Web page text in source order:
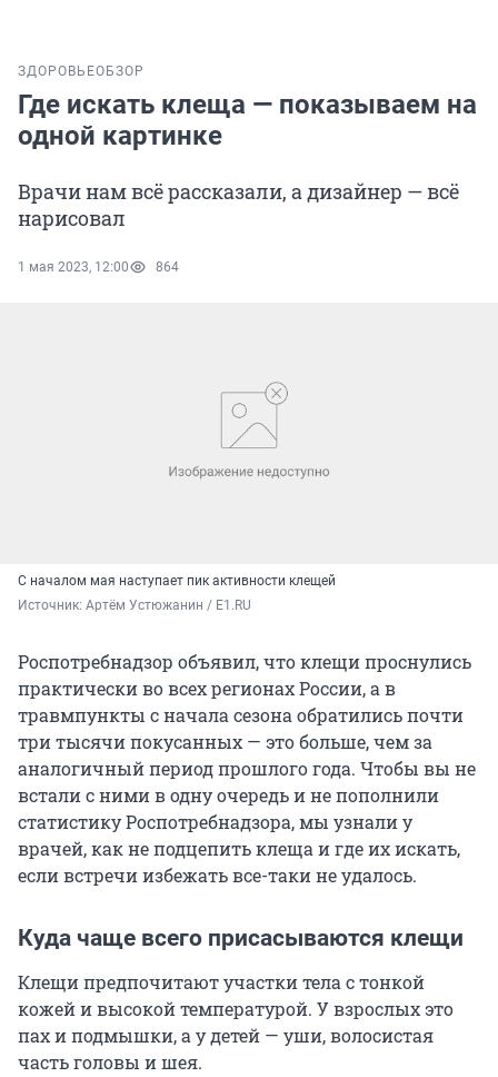
ЗДОРОВЬЕОБЗОР
Где искать клеща — показываем на
одной картинке
Врачи нам всё рассказали, а дизайнер — всё
нарисовал
1 мая 2023, 12:00 864
С началом мая наступает пик активности клещей
Источник: Артём Устюжанин / E1.RU
Роспотребнадзор объявил, что клещи проснулись
практически во всех регионах России, а в
травмпункты с начала сезона обратились почти
три тысячи покусанных — это больше, чем за
аналогичный период прошлого года. Чтобы вы не
встали с ними в одну очередь и не пополнили
статистику Роспотребнадзора, мы узнали у
врачей, как не подцепить клеща и где их искать,
если встречи избежать все-таки не удалось.
Куда чаще всего присасываются клещи
Клещи предпочитают участки тела с тонкой
кожей и высокой температурой. У взрослых это
пах и подмышки, а у детей — уши, волосистая
часть головы и шея.